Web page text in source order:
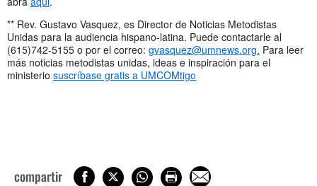
** Rev. Gustavo Vasquez, es Director de Noticias Metodistas
Unidas para la audiencia hispano-latina. Puede contactarle al
(615)742-5155 o por el correo: gvasquez@umnews.org. Para leer
más noticias metodistas unidas, ideas e inspiración para el
ministerio suscríbase gratis a UMCOMtigo
compartir